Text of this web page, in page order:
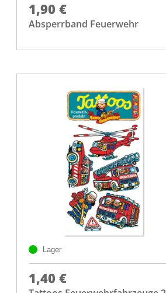
1,90 €
Absperrband Feuerwehr
Lager
1,40 €